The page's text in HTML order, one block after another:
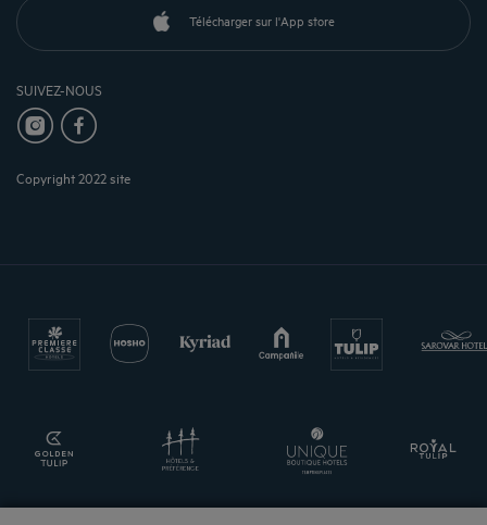
Télécharger sur l'App store
SUIVEZ-NOUS
Copyright 2022 site